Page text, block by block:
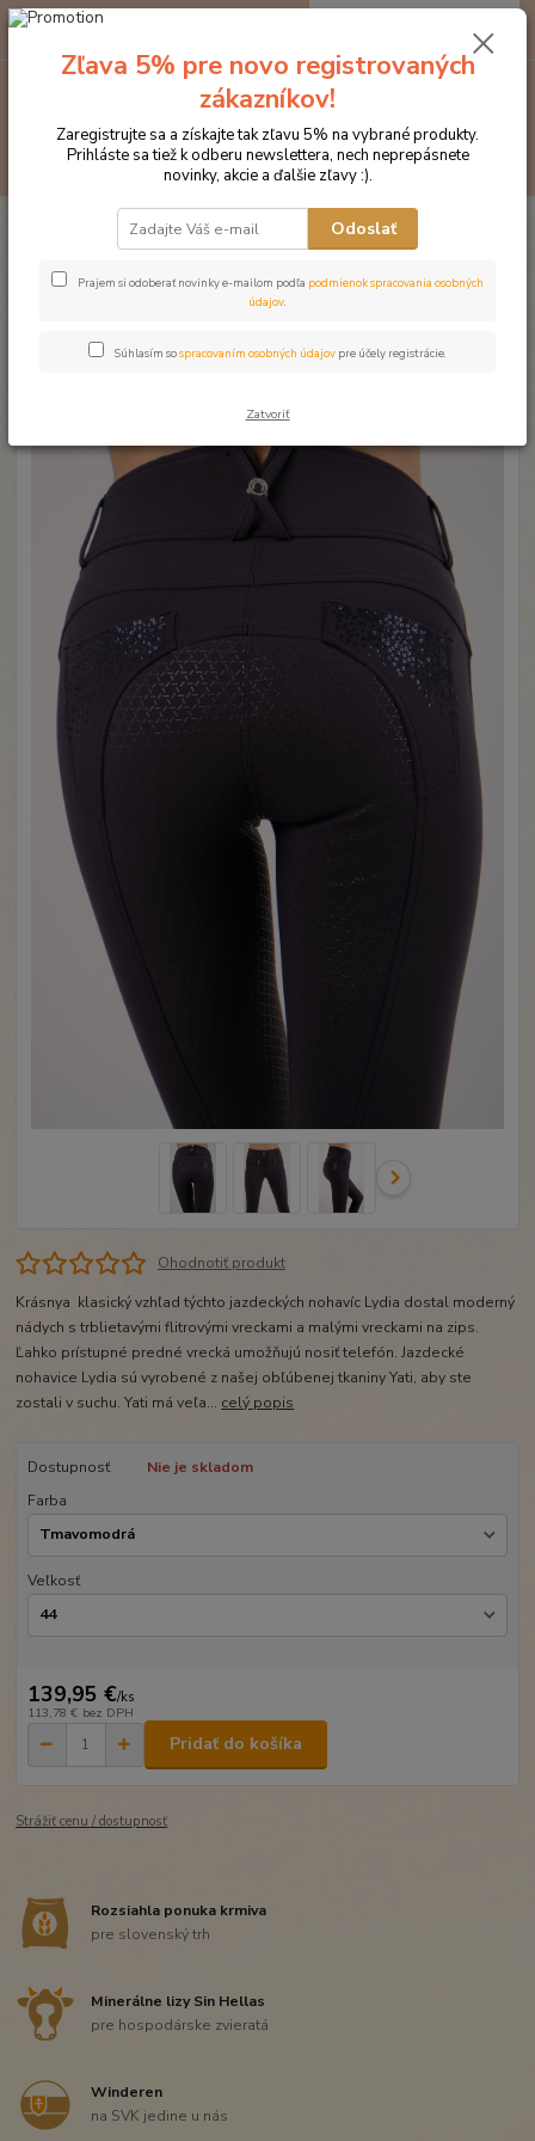
Hľadať
za0 €
Značka oblečenia MONTAR ZĽAVY!
Jazdecké nohavice
MONTAR jazdecké nohavice LYDIA vysoký pás
MONTAR jazdecké nohavice
LYDIA vysoký pás
Ohodnotiť produkt
Krásnya klasický vzhľad týchto jazdeckých nohavíc Lydia dostal moderný
nádych s trblietavými flitrovými vreckami a malými vreckami na zips.
Ľahko prístupné predné vrecká umožňujú nosiť telefón. Jazdecké
nohavice Lydia sú vyrobené z našej obľúbenej tkaniny Yati, aby ste
zostali v suchu. Yati má veľa... celý popis
Dostupnosť
Nie je skladom
Farba
Veľkosť
139,95 €/ks
113,78 € bez DPH
Pridať do košíka
Strážiť cenu / dostupnosť
Rozsiahla ponuka krmiva
pre slovenský trh
Minerálne lizy Sin Hellas
pre hospodárske zvieratá
Winderen
na SVK jedine u nás
Zľava 5% pre novo registrovaných
zákazníkov!
Zaregistrujte sa a získajte tak zľavu 5% na vybrané produkty.
Prihláste sa tiež k odberu newslettera, nech neprepásnete
novinky, akcie a ďalšie zľavy :).
Odoslať
Prajem si odoberať novinky e-mailom podľa podmienok spracovania osobných
údajov.
Súhlasím sospracovaním osobných údajov pre účely registrácie.
Zatvoriť